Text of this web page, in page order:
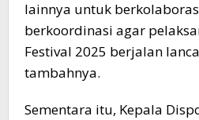
lainnya untuk
berkoordinasi agar
Festival 2025 berjalan
tambahnya.
Sementara itu, Kepala